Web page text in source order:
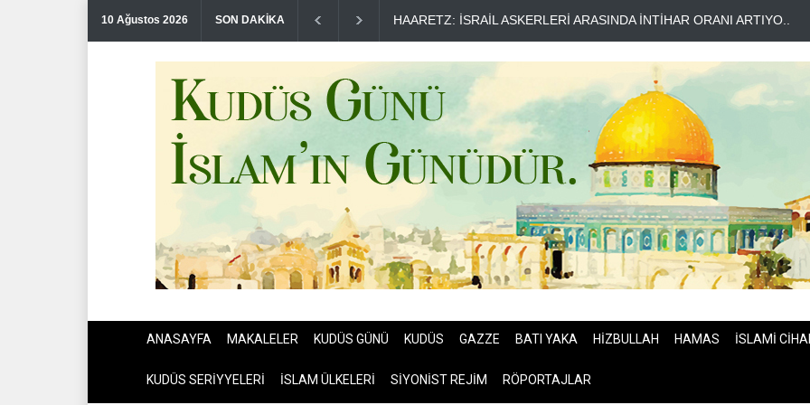
10 Ağustos 2026 SON DAKİKA YEMEN ARAMCO'YU VURDU .. HÜSEYİN EL HAC HASAN SİYONİST
ANASAYFA MAKALELER KUDÜS GÜNÜ KUDÜS GAZZE BATI YAKA HİZBULLAH HAMAS İSLAMİ
KUDÜS SERİYYELERİ İSLAM ÜLKELERİ SİYONİST REJİM RÖPORTAJLAR